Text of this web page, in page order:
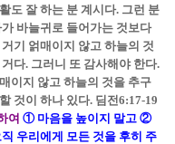
도 잘 하는 분 계시다. 그런 분
바늘귀로 들어가는 것보다
기 얽매이지 않고 하늘의 것
다. 그러니 또 감사해야 한다.
이지 않고 하늘의 것을 추구
것이 하나 있다. 딤전6:17-19
여 ① 마음을 높이지 말고 ②
우리에게 모든 것을 후히 주